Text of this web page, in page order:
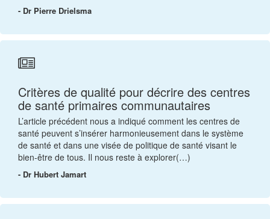
- Dr Pierre Drielsma
Critères de qualité pour décrire des centres
de santé primaires communautaires
L’article précédent nous a indiqué comment les centres de
santé peuvent s’insérer harmonieusement dans le système
de santé et dans une visée de politique de santé visant le
bien-être de tous. Il nous reste à explorer(…)
- Dr Hubert Jamart